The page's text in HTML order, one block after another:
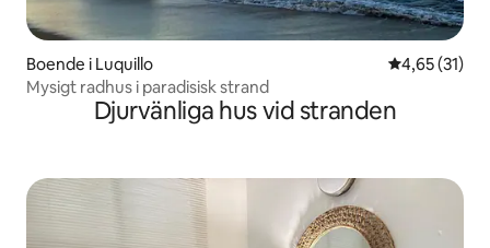
Boende i Luquillo 4,65 av 5 i
4,65 (31)
Mysigt radhus i paradisisk strand
Djurvänliga hus vid stranden